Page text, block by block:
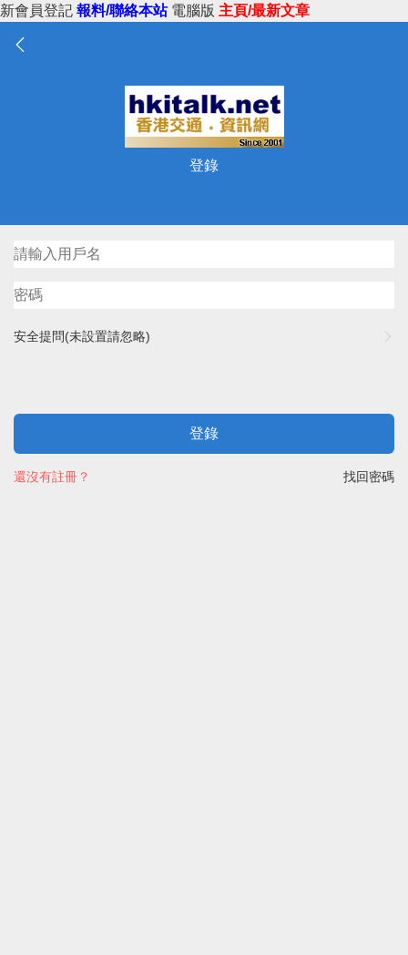
新會員登記 報料/聯絡本站 電腦版 主頁/最新文章
登錄
安全提問(未設置請忽略)
登錄
找回密碼
還沒有註冊？